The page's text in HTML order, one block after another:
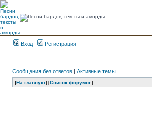
Вход Регистрация
Сообщения без ответов | Активные темы
[На главную] [Список форумов]